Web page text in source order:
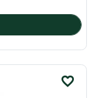
favorite_border